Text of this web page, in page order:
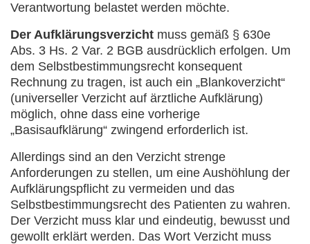
Verantwortung belastet werden möchte.
Der Aufklärungsverzicht muss gemäß § 630e
Abs. 3 Hs. 2 Var. 2 BGB ausdrücklich erfolgen. Um
dem Selbstbestimmungsrecht konsequent
Rechnung zu tragen, ist auch ein „Blankoverzicht“
(universeller Verzicht auf ärztliche Aufklärung)
möglich, ohne dass eine vorherige
„Basisaufklärung“ zwingend erforderlich ist.
Allerdings sind an den Verzicht strenge
Anforderungen zu stellen, um eine Aushöhlung der
Aufklärungspflicht zu vermeiden und das
Selbstbestimmungsrecht des Patienten zu wahren.
Der Verzicht muss klar und eindeutig, bewusst und
gewollt erklärt werden. Das Wort Verzicht muss